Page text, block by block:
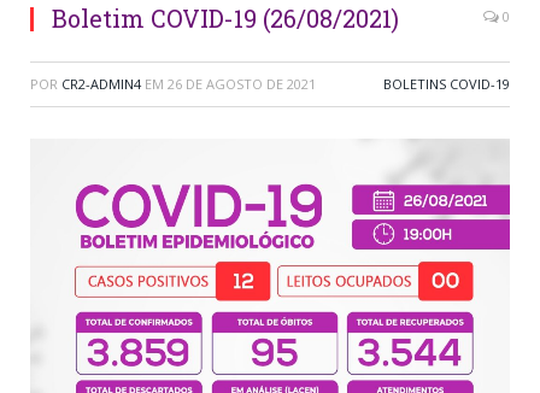
Boletim COVID-19 (26/08/2021) 0
POR CR2-ADMIN4 EM 26 DE AGOSTO DE 2021 BOLETINS COVID-19